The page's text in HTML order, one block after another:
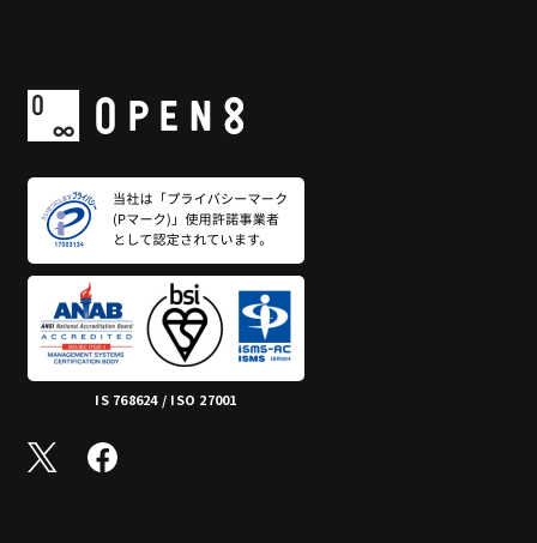
IS 768624 / ISO 27001